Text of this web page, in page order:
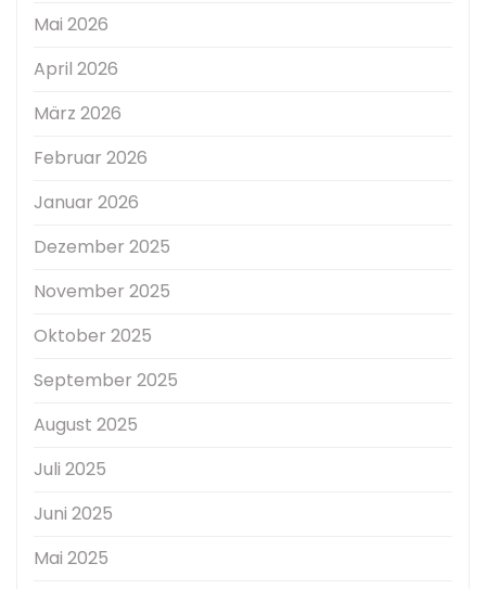
Mai 2026
April 2026
März 2026
Februar 2026
Januar 2026
Dezember 2025
November 2025
Oktober 2025
September 2025
August 2025
Juli 2025
Juni 2025
Mai 2025